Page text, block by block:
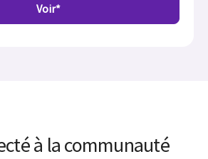
Voir*
à la communauté